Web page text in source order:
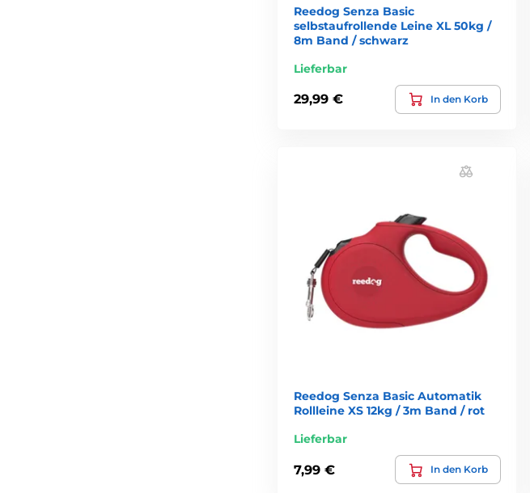
Reedog Senza Basic
selbstaufrollende Leine XL 50kg /
8m Band / schwarz
Lieferbar
29,99 € In den Korb
Reedog Senza Basic Automatik
Rollleine XS 12kg / 3m Band / rot
Lieferbar
7,99 € In den Korb